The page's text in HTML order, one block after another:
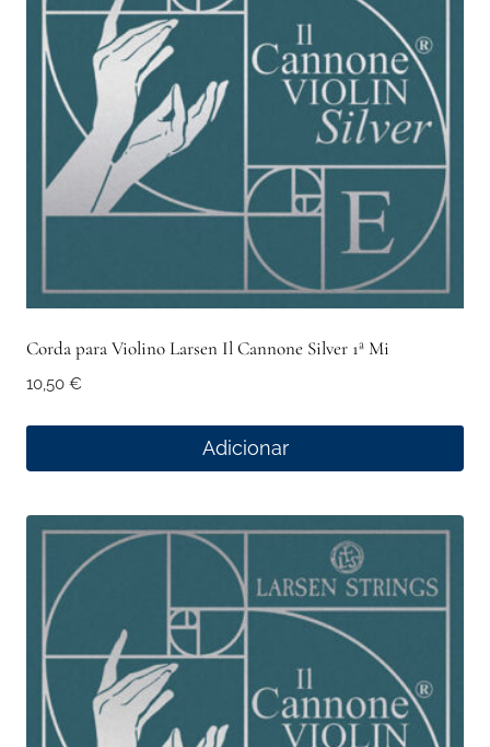
Corda para Violino Larsen Il Cannone Silver 1ª Mi
10,50 €
Adicionar